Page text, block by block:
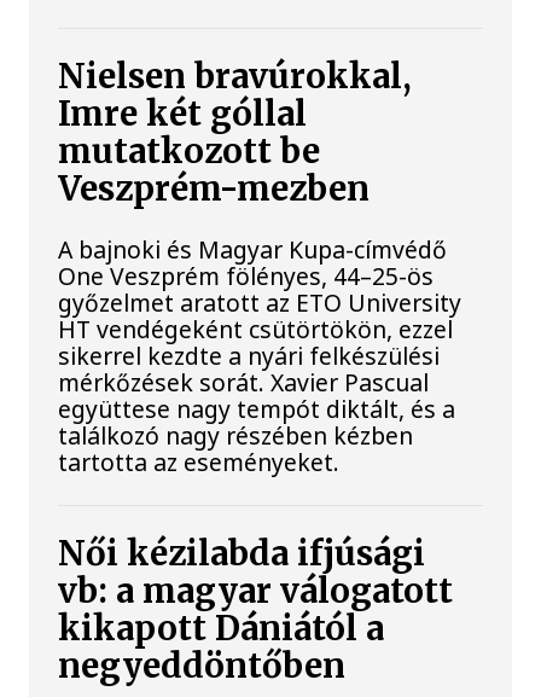
Nielsen bravúrokkal,
Imre két góllal
mutatkozott be
Veszprém-mezben
A bajnoki és Magyar Kupa-címvédő
One Veszprém fölényes, 44–25-ös
győzelmet aratott az ETO University
HT vendégeként csütörtökön, ezzel
sikerrel kezdte a nyári felkészülési
mérkőzések sorát. Xavier Pascual
együttese nagy tempót diktált, és a
találkozó nagy részében kézben
tartotta az eseményeket.
Női kézilabda ifjúsági
vb: a magyar válogatott
kikapott Dániától a
negyeddöntőben